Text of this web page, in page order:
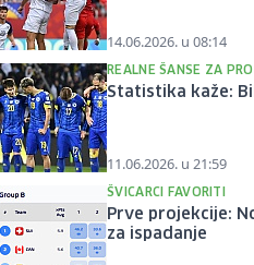
14.06.2026. u 08:14
REALNE ŠANSE ZA
Statistika kaže:
11.06.2026. u 21:59
ŠVICARCI FAVORITI
Prve projekcije:
za ispadanje